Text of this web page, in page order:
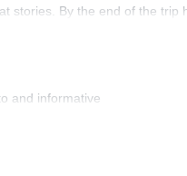
stories. By the end of the trip
and informative